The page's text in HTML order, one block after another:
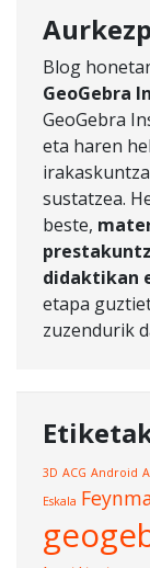
Blog
GeoGebra
GeoGebra
eta haren
sustatzea.
beste,
didaktikan
etapa
zuzendurik
3D ACG Android
Eskala